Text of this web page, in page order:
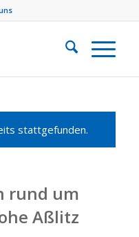
stattgefunden.
rund um
Aßlitz